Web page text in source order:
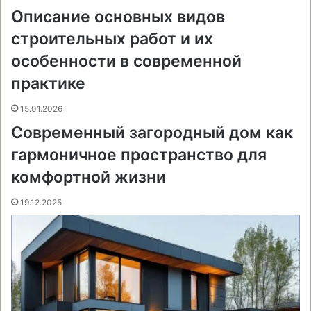
Описание основных видов
строительных работ и их
особенности в современной
практике
15.01.2026
Современный загородный дом как
гармоничное пространство для
комфортной жизни
19.12.2025